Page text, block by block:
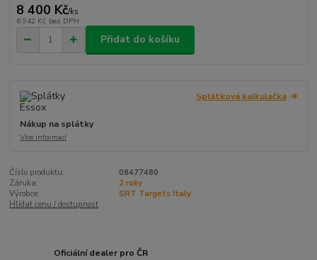
8 400 Kč/ks
6 942 Kč bez DPH
Přidat do košíku
Splátková kalkulačka
Nákup na splátky
Více informací
Číslo produktu:
08477480
Záruka:
2 roky
Výrobce:
SRT Targets Italy
Hlídat cenu / dostupnost
Oficiální dealer pro ČR